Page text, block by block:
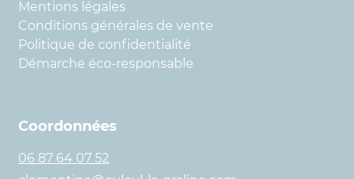
Mentions légales
Conditions générales de vente
Politique de confidentialité
Démarche éco-responsable
Coordonnées
06 87 64 07 52